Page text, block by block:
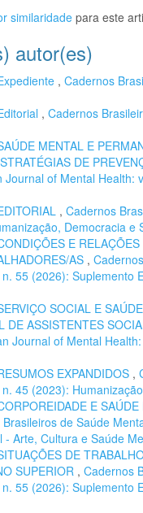
similaridade para este
autor(es)
, Cadernos
, Cadernos
MENTAL E
DE
of Mental Health:
, Cadernos
Democracia e
E
AS ,
55 (2026): Suplemento
SOCIAL E
ASSISTENTES
Journal of Mental
EXPANDIDOS ,
45 (2023):
E
de Saúde
Arte, Cultura e Saúde
DE
SUPERIOR , Cadernos
55 (2026): Suplemento